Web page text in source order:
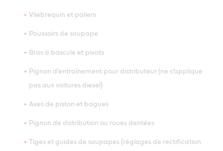
Vilebrequin et paliers
Poussoirs de soupape
Bras à bascule et pivots
Pignon d’entraînement pour distributeur (ne s’applique
pas aux voitures diesel)
Axes de piston et bagues
Pignon de distribution ou roues dentées
Tiges et guides de soupapes (réglages de rectification